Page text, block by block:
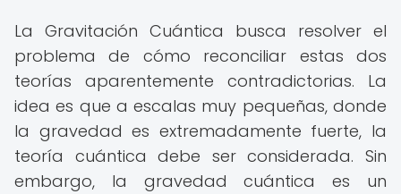
La Gravitación Cuántica busca resolver el
problema de cómo reconciliar estas dos
teorías aparentemente contradictorias. La
idea es que a escalas muy pequeñas, donde
la gravedad es extremadamente fuerte, la
teoría cuántica debe ser considerada. Sin
embargo, la gravedad cuántica es un